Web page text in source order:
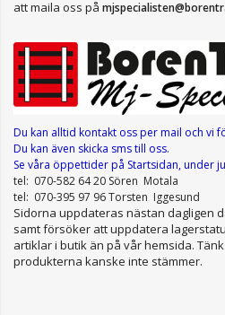
att maila oss på
Du kan alltid kontakt oss per mail och vi
Du kan även skicka sms till oss.
Se våra öppettiderpå Startsidan, under
tel: 070-582 64 20 Sören Motala
tel: 070-395 97 96 Torsten Iggesund
Sidorna uppdateras nästan dagligen
samt försöker att uppdatera
artiklar i butik än på vår hemsida.
produkterna kanske inte stämmer.